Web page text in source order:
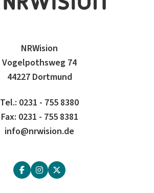
NRWision
Vogelpothsweg 74
44227 Dortmund
Tel.: 0231 - 755 8380
Fax: 0231 - 755 8381
info@nrwision.de